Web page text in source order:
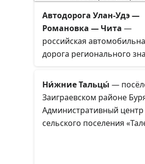
Автодорога Улан-Удэ —
Романовка — Чита —
российская
дорога регионального
Читинский тракт
. Ранее
номер
Ни́жние Тальцы́ —
Заиграевском районе
Административный центр
сельского поселения